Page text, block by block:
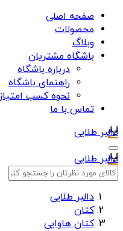
صفحه اصلی
محصولات
وبلاگ
باشگاه مشتریان
درباره باشگاه
راهنمای باشگاه
نحوه کسب امتیاز
تماس با ما
دالبر طلایی
دالبر طلایی
دالبر طلایی
کتان
کتان هاوایی